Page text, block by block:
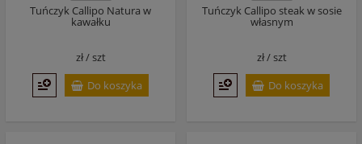
Tuńczyk Callipo Natura w
kawałku
zł /szt
Do koszyka
Tuńczyk Callipo steak w sosie
własnym
zł /szt
Do koszyka